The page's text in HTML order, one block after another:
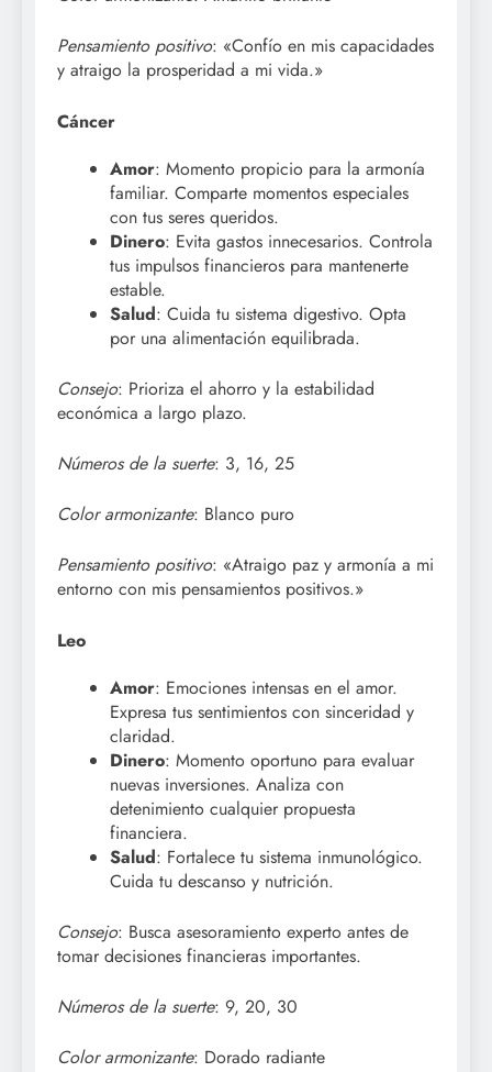
Pensamiento positivo: «Confío en mis capacidades
y atraigo la prosperidad a mi vida.»
Cáncer
Amor: Momento propicio para la armonía
familiar. Comparte momentos especiales
con tus seres queridos.
Dinero: Evita gastos innecesarios. Controla
tus impulsos financieros para mantenerte
estable.
Salud: Cuida tu sistema digestivo. Opta
por una alimentación equilibrada.
Consejo: Prioriza el ahorro y la estabilidad
económica a largo plazo.
Números de la suerte: 3, 16, 25
Color armonizante: Blanco puro
Pensamiento positivo: «Atraigo paz y armonía a mi
entorno con mis pensamientos positivos.»
Leo
Amor: Emociones intensas en el amor.
Expresa tus sentimientos con sinceridad y
claridad.
Dinero: Momento oportuno para evaluar
nuevas inversiones. Analiza con
detenimiento cualquier propuesta
financiera.
Salud: Fortalece tu sistema inmunológico.
Cuida tu descanso y nutrición.
Consejo: Busca asesoramiento experto antes de
tomar decisiones financieras importantes.
Números de la suerte: 9, 20, 30
Color armonizante: Dorado radiante